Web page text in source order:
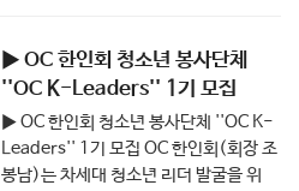
▶ OC 한인회 청소년 봉사단체
''OC K-Leaders'' 1기 모집
▶ OC 한인회 청소년 봉사단체 ''OC K-
Leaders'' 1기 모집 OC 한인회(회장 조
봉남)는 차세대 청소년 리더 발굴을 위